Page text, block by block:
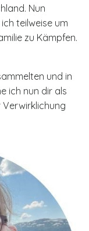
Nun
teilweise um
zu Kämpfen.
und in
ich nun dir als